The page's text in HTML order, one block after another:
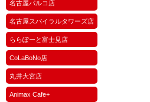
名古屋パルコ店
名古屋スパイラルタワーズ店
ららぽーと富士見店
CoLaBoNo店
丸井大宮店
Animax Cafe+